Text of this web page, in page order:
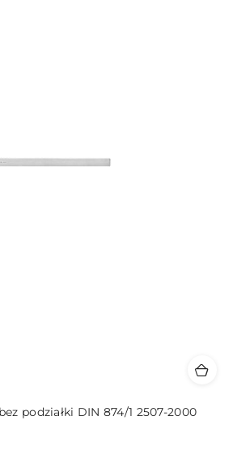
podziałki DIN 874/1 2507-2000